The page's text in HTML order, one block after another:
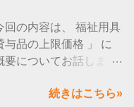
ン-2004-で問題が発生
ではまた次の更新
💙💜💛💚 キャロッツシ
か迷ったにん😫💭 そ
ンシェもいただきま
にリアルなうさ
うさぎはレアですよね
回の内容は、 福祉用具
品の上限価格 」 に
要についてお話します
、 全額が保険の適用
続きはこちら»